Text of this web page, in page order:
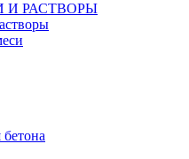
И РАСТВОРЫ